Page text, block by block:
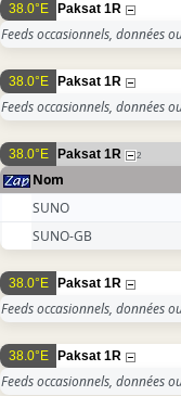
38.0°E Paksat 1R
Feeds occasionnels, données
38.0°E Paksat 1R
Feeds occasionnels, données
38.0°E Paksat 1R 2
Nom
SUNO
SUNO-GB
38.0°E Paksat 1R
Feeds occasionnels, données
38.0°E Paksat 1R
Feeds occasionnels, données